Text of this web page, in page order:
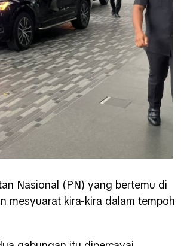
Nasional (PN) yang bertemu di
mesyuarat kira-kira dalam tempoh